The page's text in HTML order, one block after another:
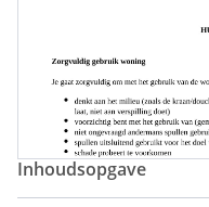
Huisregels
Inhoudsopgave